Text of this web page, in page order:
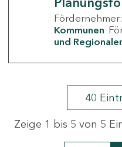
Fördernehmer:
Kommunen
und
40
Zeige 1 bis 5 von 5